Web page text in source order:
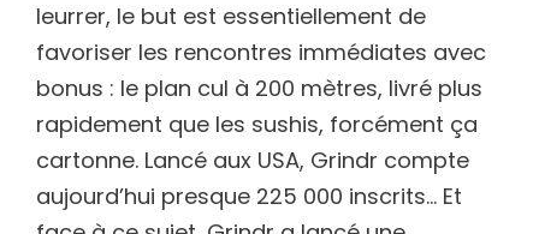
leurrer, le but est essentiellement de
favoriser les rencontres immédiates avec
bonus : le plan cul à 200 mètres, livré plus
rapidement que les sushis, forcément ça
cartonne. Lancé aux USA, Grindr compte
aujourd’hui presque 225 000 inscrits… Et